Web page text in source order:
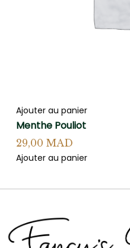
Ajouter au panier
Menthe Pouliot
29,00 MAD
Ajouter au panier